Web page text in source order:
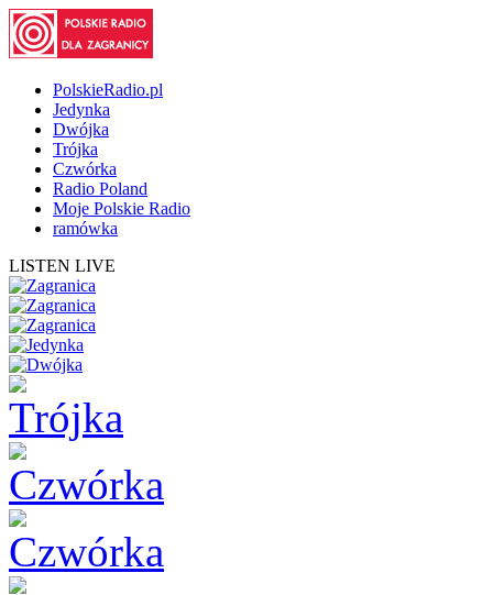
PolskieRadio.pl
Jedynka
Dwójka
Trójka
Czwórka
Radio Poland
Moje Polskie Radio
ramówka
LISTEN LIVE